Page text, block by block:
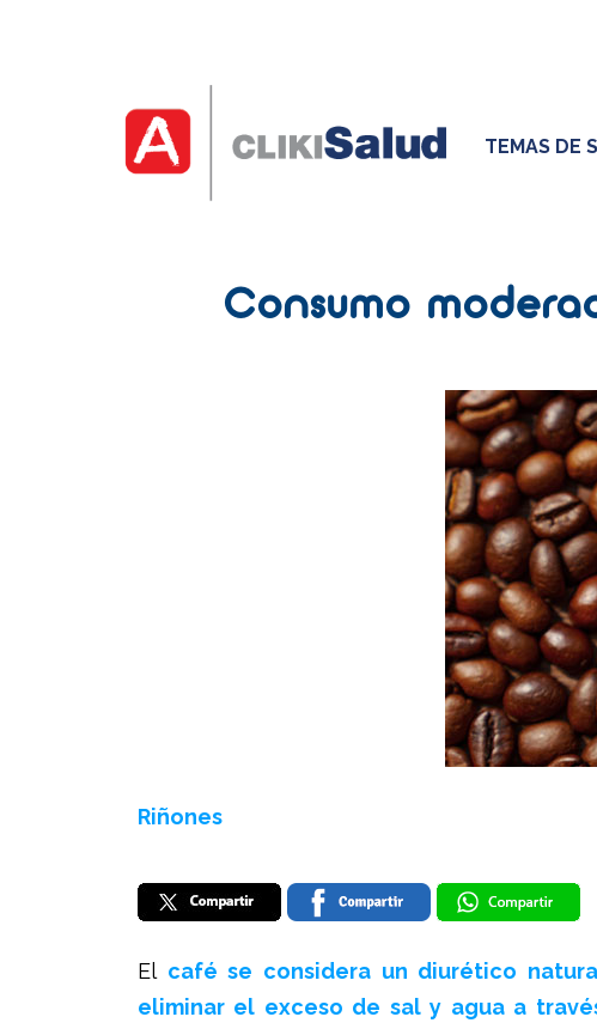
TEMAS DE
Consumo
Riñones
El café se considera un diurético
eliminar el exceso de sal y agua a